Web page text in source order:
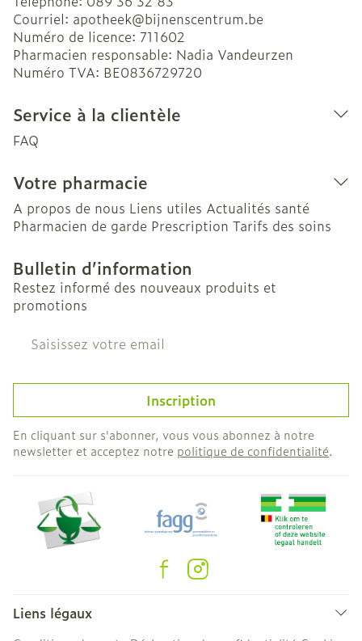
Courriel: apotheek@bijnenscentrum.be
Numéro de licence: 711602
Pharmacien responsable: Nadia Vandeurzen
Numéro TVA: BE0836729720
Service à la clientèle
FAQ
Votre pharmacie
A propos de nous Liens utiles Actualités santé
Pharmacien de garde Prescription Tarifs des soins
Bulletin d’information
Restez informé des nouveaux produits et
promotions
Adresse mail
Inscription
En cliquant sur s'abonner, vous vous abonnez à notre
newsletter et acceptez notre politique de confidentialité.
Liens légaux